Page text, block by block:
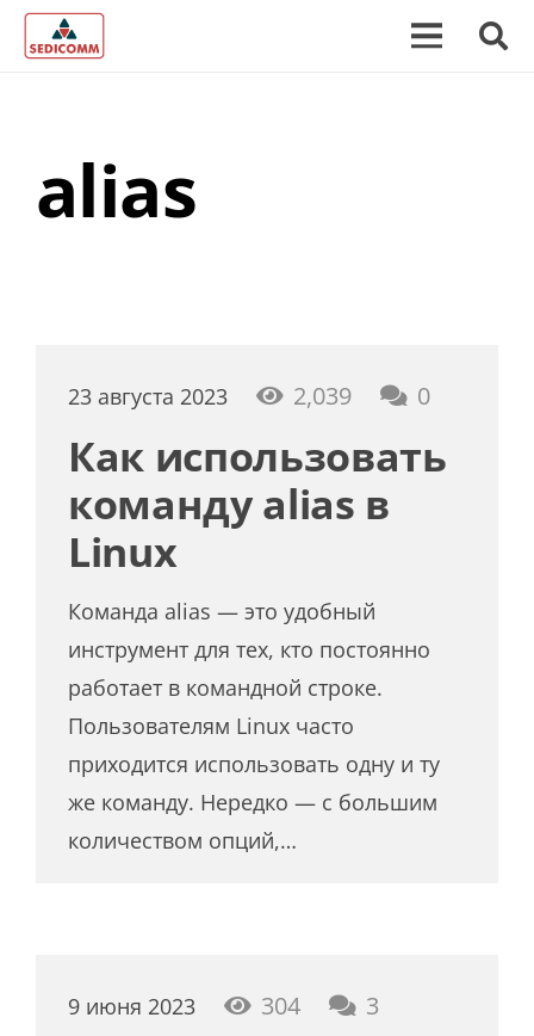
alias
23 августа 2023 2,039 0
Как использовать
команду alias в
Linux
Команда alias — это удобный
инструмент для тех, кто постоянно
работает в командной строке.
Пользователям Linux часто
приходится использовать одну и ту
же команду. Нередко — с большим
количеством опций,…
9 июня 2023 304 3